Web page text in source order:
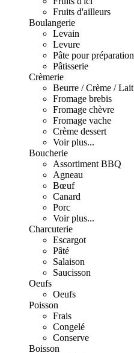
Fruits d'ailleurs
Boulangerie
Levain
Levure
Pâte pour préparation
Pâtisserie
Crèmerie
Beurre / Crème / Lait
Fromage brebis
Fromage chèvre
Fromage vache
Crème dessert
Voir plus...
Boucherie
Assortiment BBQ
Agneau
Bœuf
Canard
Porc
Voir plus...
Charcuterie
Escargot
Pâté
Salaison
Saucisson
Oeufs
Oeufs
Poisson
Frais
Congelé
Conserve
Boisson